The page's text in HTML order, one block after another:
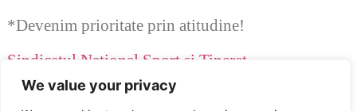
We value your privacy
*Devenim prioritate prin atitudine!
Sindicatul National Sport si Tineret
AfiliatPublisind